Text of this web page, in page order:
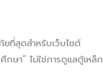
ที่สุดสำหรับเว็บไซต์
กษา” ไม่ใช่การดูแลตู้เหล็ก